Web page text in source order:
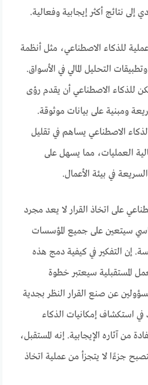
نتائج أكثر إيجابية وفعالية.
للذكاء الاصطناعي، مثل أنظمة
التحليل المالي في الأسواق.
للذكاء الاصطناعي أن يقدم رؤى
ومبنية على بيانات موثوقة.
الاصطناعي يساهم في تقليل
العمليات، مما يسهل على
في بيئة الأعمال.
على اتخاذ القرار لا يعد مجرد
سيتعين على جميع المؤسسات
إن التفكير في كيفية دمج هذه
المستقبلية سيعتبر خطوة
عن صنع القرار النظر بجدية
في استكشاف إمكانيات الذكاء
من آثاره الإيجابية. إنه المستقبل،
جزءًا لا يتجزأ من عملية اتخاذ